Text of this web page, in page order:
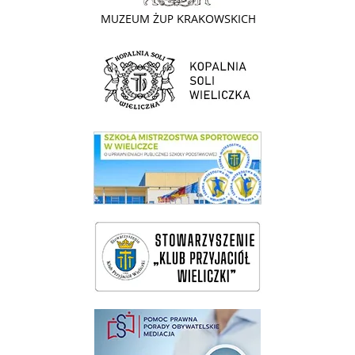
link do strony Kopalni Soli Wieliczka
link do SMS Wieliczka
wieliczka-wieliczanie na bis
pomoc prawna wieliczka